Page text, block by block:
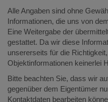
Alle Angaben sind ohne
Informationen, die uns von
Eine Weitergabe der
gestattet. Da wir diese
unsererseits für die
Objektinformationen keinerlei
Bitte beachten Sie, dass wir
gegenüber dem Eigentümer
Kontaktdaten bearbeiten